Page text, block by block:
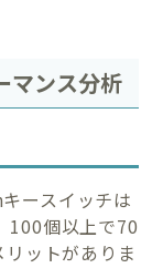
マンス分析
ースイッチは
100個以上で70
ットがありま